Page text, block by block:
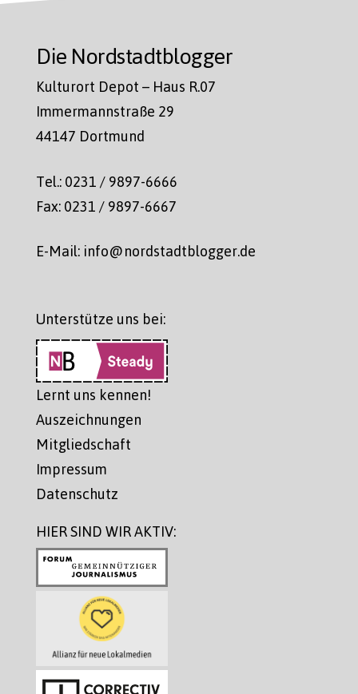
Die Nordstadtblogger
Kulturort Depot – Haus R.07
Immermannstraße 29
44147 Dortmund
Tel.: 0231 / 9897-6666
Fax: 0231 / 9897-6667
E-Mail: info@nordstadtblogger.de
Unterstütze uns bei:
Lernt uns kennen!
Auszeichnungen
Mitgliedschaft
Impressum
Datenschutz
HIER SIND WIR AKTIV: